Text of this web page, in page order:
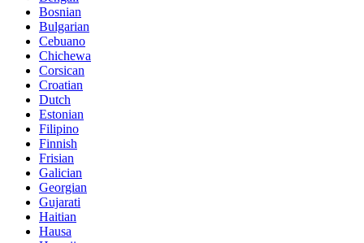
Bosnian
Bulgarian
Cebuano
Chichewa
Corsican
Croatian
Dutch
Estonian
Filipino
Finnish
Frisian
Galician
Georgian
Gujarati
Haitian
Hausa